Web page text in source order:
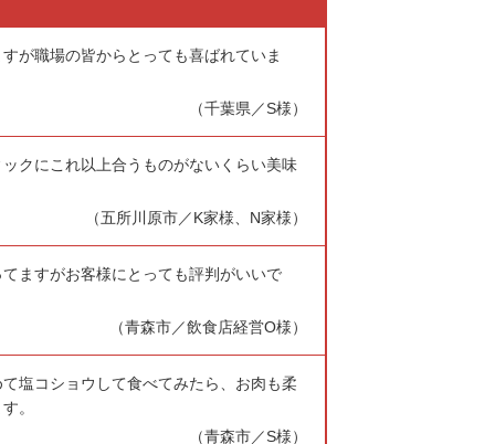
が職場の皆からとっても喜ばれていま
（千葉県／S様）
クにこれ以上合うものがないくらい美味
（五所川原市／K家様、N家様）
ますがお客様にとっても評判がいいで
（青森市／飲食店経営O様）
塩コショウして食べてみたら、お肉も柔
。
（青森市／S様）